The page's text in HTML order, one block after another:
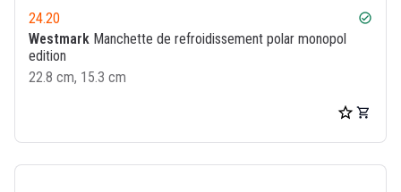
24.20 check_circle
Westmark Manchette de refroidissement polar monopol
edition
22.8 cm, 15.3 cm